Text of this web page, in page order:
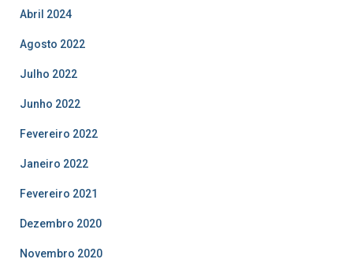
Abril 2024
Agosto 2022
Julho 2022
Junho 2022
Fevereiro 2022
Janeiro 2022
Fevereiro 2021
Dezembro 2020
Novembro 2020